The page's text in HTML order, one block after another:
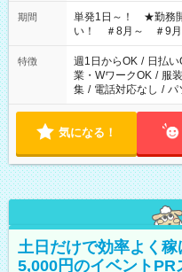
期間
単発1日～！ ★勤務開
い！ ＃8月～ ＃9月
特徴 週1日からOK / 日払い
業・WワークOK / 服
集 / 電話対応なし / パ
気になる！
土日だけで効率よく
5,000円のイベントPR